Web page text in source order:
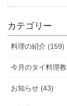
カテゴリー
料理の紹介 (159)
今月のタイ料理
お知らせ (43)